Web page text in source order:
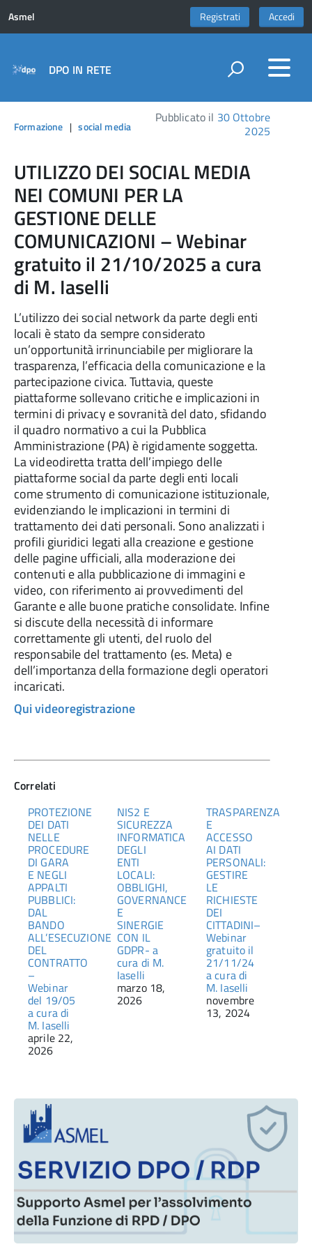
Asmel Registrati Accedi
DPO IN RETE
Formazione |social media
Pubblicato il 30 Ottobre
2025
UTILIZZO DEI SOCIAL MEDIA
NEI COMUNI PER LA
GESTIONE DELLE
COMUNICAZIONI – Webinar
gratuito il 21/10/2025 a cura
di M. Iaselli
L’utilizzo dei social network da parte degli enti
locali è stato da sempre considerato
un’opportunità irrinunciabile per migliorare la
trasparenza, l’efficacia della comunicazione e la
partecipazione civica. Tuttavia, queste
piattaforme sollevano critiche e implicazioni in
termini di privacy e sovranità del dato, sfidando
il quadro normativo a cui la Pubblica
Amministrazione (PA) è rigidamente soggetta.
La videodiretta tratta dell’impiego delle
piattaforme social da parte degli enti locali
come strumento di comunicazione istituzionale,
evidenziando le implicazioni in termini di
trattamento dei dati personali. Sono analizzati i
profili giuridici legati alla creazione e gestione
delle pagine ufficiali, alla moderazione dei
contenuti e alla pubblicazione di immagini e
video, con riferimento ai provvedimenti del
Garante e alle buone pratiche consolidate. Infine
si discute della necessità di informare
correttamente gli utenti, del ruolo del
responsabile del trattamento (es. Meta) e
dell’importanza della formazione degli operatori
incaricati.
Qui videoregistrazione
Correlati
PROTEZIONE
DEI DATI
NELLE
PROCEDURE
DI GARA
E NEGLI
APPALTI
PUBBLICI:
DAL
BANDO
ALL’ESECUZIONE
DEL
CONTRATTO
–
Webinar
del 19/05
a cura di
M. Iaselli
aprile 22,
2026
NIS2 E
SICUREZZA
INFORMATICA
DEGLI
ENTI
LOCALI:
OBBLIGHI,
GOVERNANCE
E
SINERGIE
CON IL
GDPR- a
cura di M.
Iaselli
marzo 18,
2026
TRASPARENZA
E
ACCESSO
AI DATI
PERSONALI:
GESTIRE
LE
RICHIESTE
DEI
CITTADINI–
Webinar
gratuito il
21/11/24
a cura di
M. Iaselli
novembre
13, 2024